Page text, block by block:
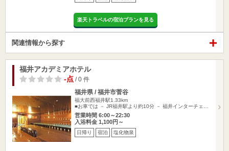
楽天トラベルの宿泊プランを見る
関連情報から探す
福井アカデミアホテル
-点 / 0 件
福井県 / 福井市菅谷
福大前西福井駅1.33km
■お車では － JR福井駅より約10分 － 福井インターチェ…
営業時間 6:00～22:30
入浴料金 1,100円～
日帰り 宿泊 塩化物泉